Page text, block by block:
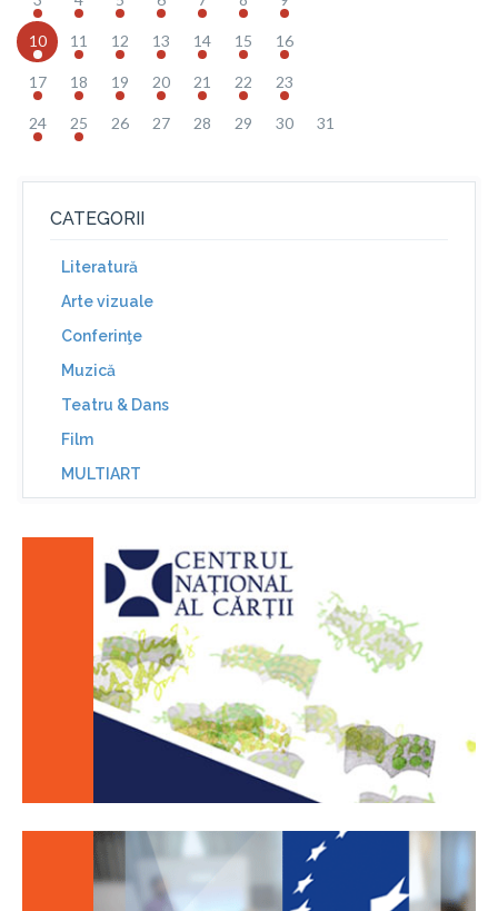
10 11 12 13 14 15 16
17 18 19 20 21 22 23
24 25 26 27 28 29 30 31
CATEGORII
Literatură
Arte vizuale
Conferinţe
Muzică
Teatru & Dans
Film
MULTIART